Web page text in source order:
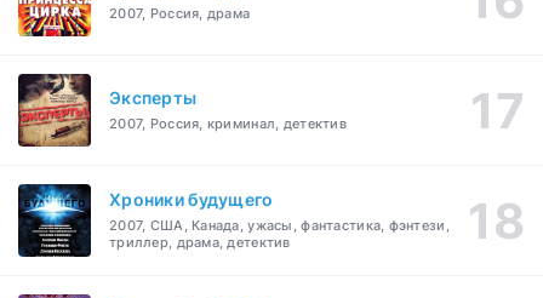
2007, Россия, драма
Эксперты
2007, Россия, криминал, детектив
Хроники будущего
2007, США, Канада, ужасы, фантастика, фэнтези,
триллер, драма, детектив